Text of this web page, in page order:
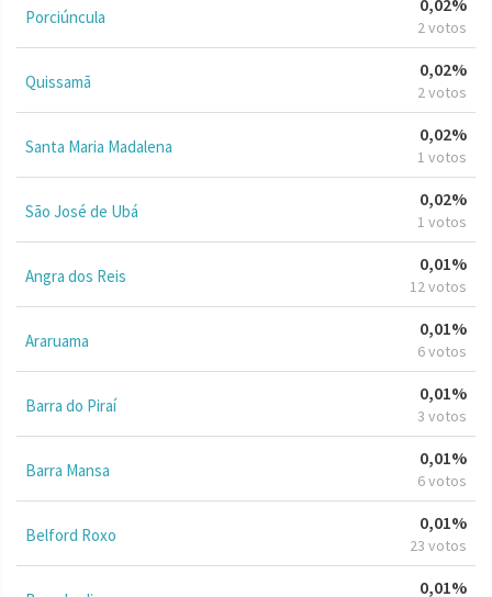
Porciúncula 2 votos
Quissamã
0,02%
2 votos
Santa Maria Madalena
0,02%
1 votos
São José de Ubá
0,02%
1 votos
Angra dos Reis
0,01%
12 votos
Araruama
0,01%
6 votos
Barra do Piraí
0,01%
3 votos
Barra Mansa
0,01%
6 votos
Belford Roxo
0,01%
23 votos
0,01%